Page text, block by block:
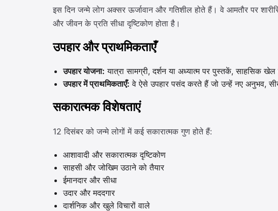
इस दिन जन्मे लोग अक्सर ऊर्जावान और गतिशील होते हैं। वे आमतौर पर
और जीवन के प्रति सीधा दृष्टिकोण होता है।
उपहार और प्राथमिकताएँ
उपहार योजना: यात्रा सामग्री, दर्शन या अध्यात्म पर पुस्तकें, साहसिक
उपहार में प्राथमिकताएँ: वे ऐसे उपहार पसंद करते हैं जो उन्हें नए अनुभव,
सकारात्मक विशेषताएं
12 दिसंबर को जन्मे लोगों में कई सकारात्मक गुण होते हैं:
आशावादी और सकारात्मक दृष्टिकोण
साहसी और जोखिम उठाने को तैयार
ईमानदार और सीधा
उदार और मददगार
दार्शनिक और खुले विचारों वाले